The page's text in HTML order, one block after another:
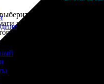
тип
и
для
и
для
свои